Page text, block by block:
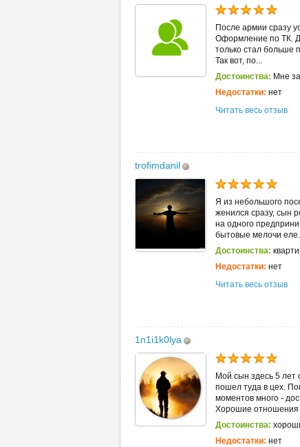
После армии сразу
Оформление по ТК.
только стал больше
Так вот, по...
Достоинства: Мне
Недостатки: нет
Читать весь отзыв
trofimdanil
Я из небольшого
женился сразу, сын
на одного
бытовые мелочи
Достоинства:
Недостатки: нет
Читать весь отзыв
1n1i1k0lya
Мой сын здесь 5 лет
пошел туда в цех.
моментов много -
Хорошие отношения
Достоинства:
Недостатки: нет